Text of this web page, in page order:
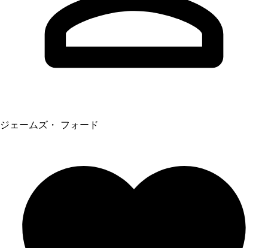
ジェームズ・ フォード